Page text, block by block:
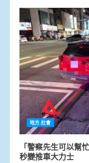
地方.社會
「警察先生可以
秒變推車大力士